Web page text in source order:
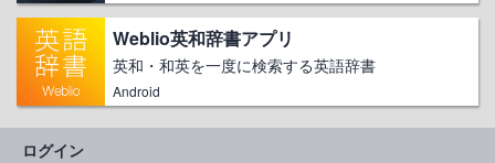
Weblio英和辞書アプリ
英和・和英を一度に検索する英語辞書
Android
ログイン